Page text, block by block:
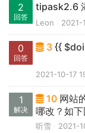
2
回答
tipask2.6
Leon
2021-
0
回答
3 {{
2021-10-17
1
解决
10 网站
哪改？如下
听雪 2021-